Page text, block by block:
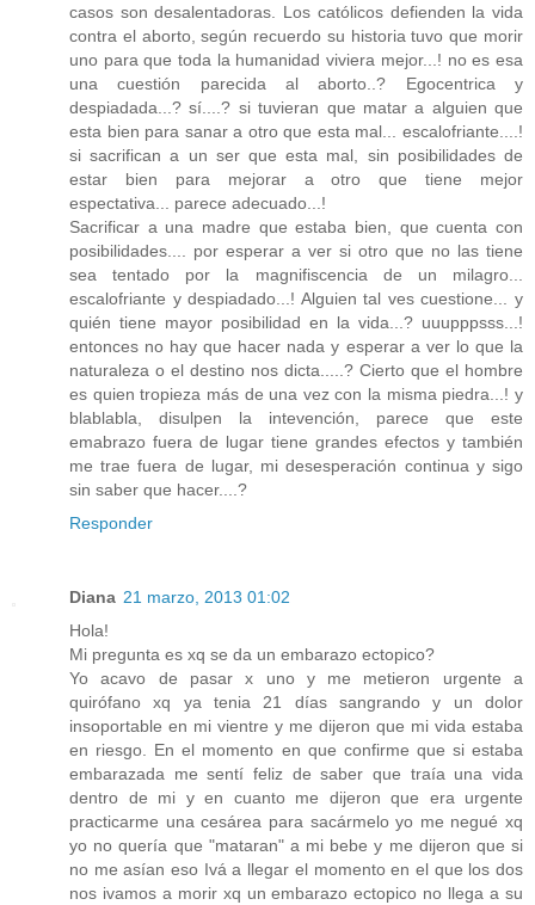
casos son desalentadoras. Los católicos defienden la vida
contra el aborto, según recuerdo su historia tuvo que morir
uno para que toda la humanidad viviera mejor...! no es esa
una cuestión parecida al aborto..? Egocentrica y
despiadada...? sí....? si tuvieran que matar a alguien que
esta bien para sanar a otro que esta mal... escalofriante....!
si sacrifican a un ser que esta mal, sin posibilidades de
estar bien para mejorar a otro que tiene mejor
espectativa... parece adecuado...!
Sacrificar a una madre que estaba bien, que cuenta con
posibilidades.... por esperar a ver si otro que no las tiene
sea tentado por la magnifiscencia de un milagro...
escalofriante y despiadado...! Alguien tal ves cuestione... y
quién tiene mayor posibilidad en la vida...? uuupppsss...!
entonces no hay que hacer nada y esperar a ver lo que la
naturaleza o el destino nos dicta.....? Cierto que el hombre
es quien tropieza más de una vez con la misma piedra...! y
blablabla, disulpen la intevención, parece que este
emabrazo fuera de lugar tiene grandes efectos y también
me trae fuera de lugar, mi desesperación continua y sigo
sin saber que hacer....?
Responder
Diana 21 marzo, 2013 01:02
Hola!
Mi pregunta es xq se da un embarazo ectopico?
Yo acavo de pasar x uno y me metieron urgente a
quirófano xq ya tenia 21 días sangrando y un dolor
insoportable en mi vientre y me dijeron que mi vida estaba
en riesgo. En el momento en que confirme que si estaba
embarazada me sentí feliz de saber que traía una vida
dentro de mi y en cuanto me dijeron que era urgente
practicarme una cesárea para sacármelo yo me negué xq
yo no quería que "mataran" a mi bebe y me dijeron que si
no me asían eso Ivá a llegar el momento en el que los dos
nos ivamos a morir xq un embarazo ectopico no llega a su